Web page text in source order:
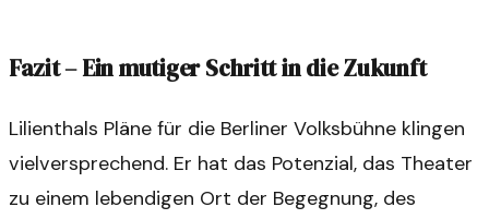
Fazit – Ein mutiger Schritt in die Zukunft
Lilienthals Pläne für die Berliner Volksbühne klingen
vielversprechend. Er hat das Potenzial, das Theater
zu einem lebendigen Ort der Begegnung, des